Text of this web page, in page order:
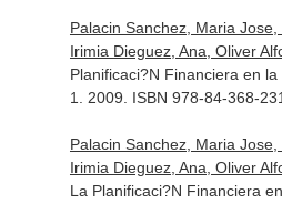
Palacin Sanchez, Maria
Irimia Dieguez, Ana, Oliver
Planificaci?N Financiera en
1. 2009. ISBN 978-84-368-
Palacin Sanchez, Maria
Irimia Dieguez, Ana, Oliver
La Planificaci?N Financiera